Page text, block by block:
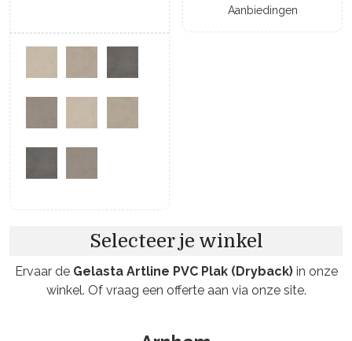
Aanbiedingen
Selecteer je winkel
Ervaar de Gelasta Artline PVC Plak (Dryback)in onze
winkel. Of vraag een offerte aan via onze site.